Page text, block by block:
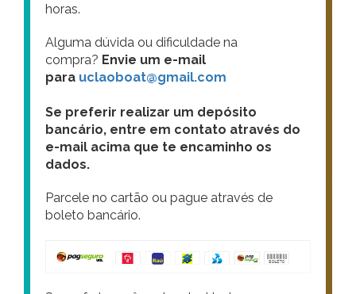
horas.
Alguma dúvida ou dificuldade na
compra? Envie um e-mail
para uclaoboat@gmail.com
Se preferir realizar um depósito
bancário, entre em contato através do
e-mail acima que te encaminho os
dados.
Parcele no cartão ou pague através de
boleto bancário.